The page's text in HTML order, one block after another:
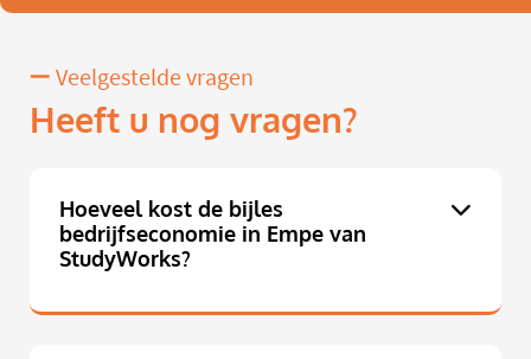
Veelgestelde vragen
Heeft u nog vragen?
Hoeveel kost de bijles
bedrijfseconomie in Empe van
StudyWorks?